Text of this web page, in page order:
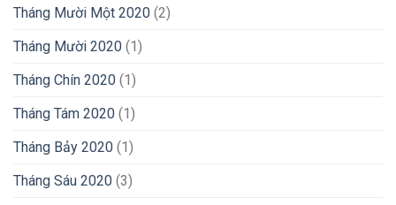
Tháng Mười Một 2020 (2)
Tháng Mười 2020 (1)
Tháng Chín 2020 (1)
Tháng Tám 2020 (1)
Tháng Bảy 2020 (1)
Tháng Sáu 2020 (3)